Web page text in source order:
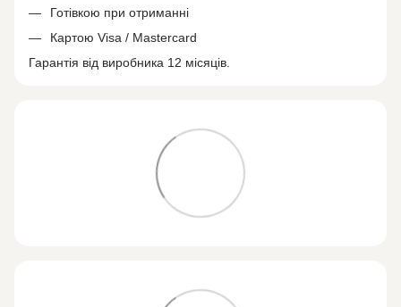
Готівкою при отриманні
Картою Visa / Mastercard
Гарантія від виробника 12 місяців.